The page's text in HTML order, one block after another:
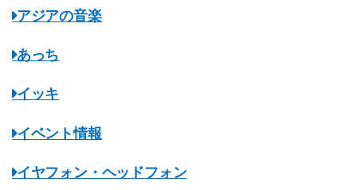
アジアの音楽
あっち
イッキ
イベント情報
イヤフォン・ヘッドフォン